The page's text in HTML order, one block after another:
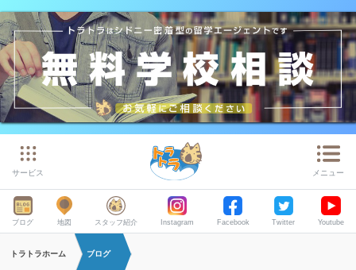
サービス メニュー
ブログ 地図 スタッフ紹介 Instagram Facebook Twitter Youtube
トラトラホーム ブログ